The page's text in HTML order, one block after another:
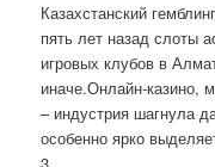
Казахстанский
пять лет назад слоты
игровых клубов в
иначе.Онлайн-казино,
– индустрия шагнула
особенно ярко